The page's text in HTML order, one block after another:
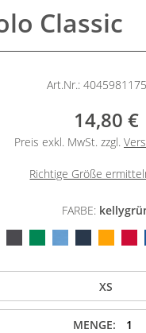
Classic
Art.Nr.:
14,80 €
Preis exkl. MwSt. zzgl.
Richtige Größe
FARBE:
MENGE: